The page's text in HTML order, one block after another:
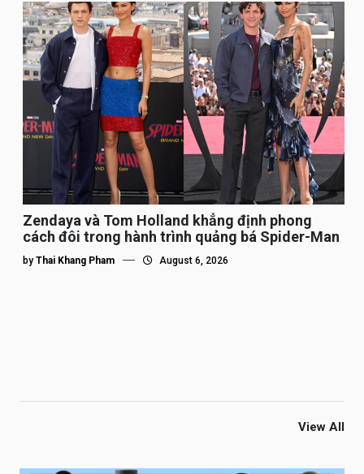
Zendaya và Tom Holland khẳng định phong
cách đôi trong hành trình quảng bá Spider-Man
by Thai Khang Pham August 6, 2026
View All